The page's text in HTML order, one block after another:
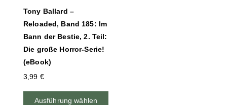
Tony Ballard –
Reloaded, Band 185: Im
Bann der Bestie, 2. Teil:
Die große Horror-Serie!
(eBook)
3,99 €
Ausführung wählen